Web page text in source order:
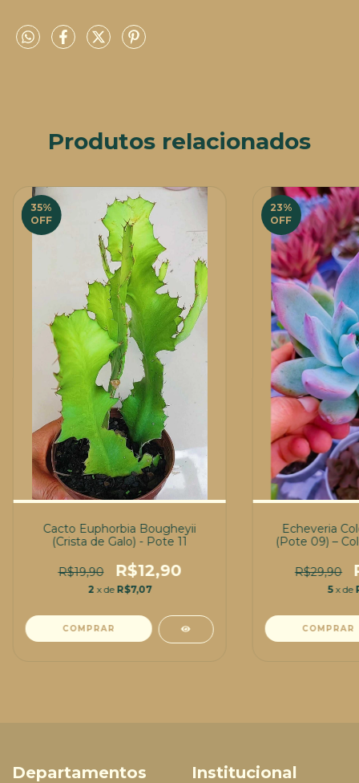
Produtos relacionados
35%
OFF
Cacto Euphorbia Bougheyii
(Crista de Galo) - Pote 11
R$19,90 R$12,90
2 x de R$7,07
23%
OFF
Echeveria
(Pote 09) –
R$29,90
5 x de
Departamentos Institucional